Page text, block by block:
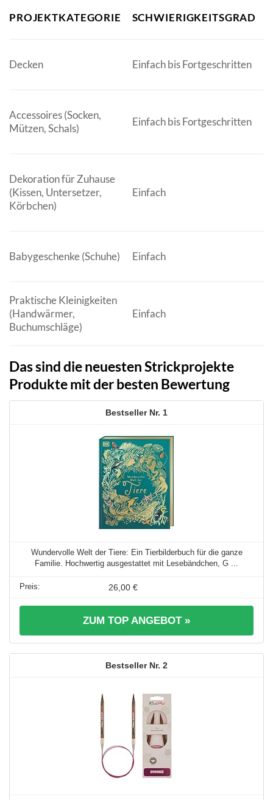
PROJEKTKATEGORIE SCHWIERIGKEITSGRAD
Decken Einfach bis Fortgeschritten
Accessoires (Socken,
Mützen, Schals)
Einfach bis Fortgeschritten
Dekoration für Zuhause
(Kissen, Untersetzer,
Körbchen)
Einfach
Babygeschenke (Schuhe) Einfach
Praktische Kleinigkeiten
(Handwärmer,
Buchumschläge)
Einfach
Das sind die neuesten Strickprojekte
Produkte mit der besten Bewertung
1
Wundervolle Welt der Tiere: Ein Tierbilderbuch für die ganze
Familie. Hochwertig ausgestattet mit Lesebändchen, G ...
26,00 €
ZUM TOP ANGEBOT »
2